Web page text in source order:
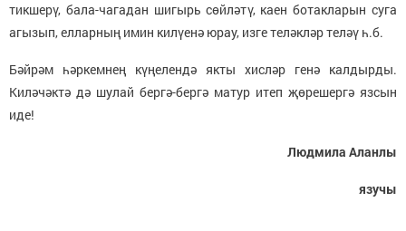
тикшерү, бала-чагадан шигырь сөйләтү, каен ботакларын суга
агызып, елларның имин килүенә юрау, изге теләкләр теләү һ.б.
Бәйрәм һәркемнең күңелендә якты хисләр генә калдырды.
Киләчәктә дә шулай бергә-бергә матур итеп җөрешергә язсын
иде!
Людмила Аланлы
язучы